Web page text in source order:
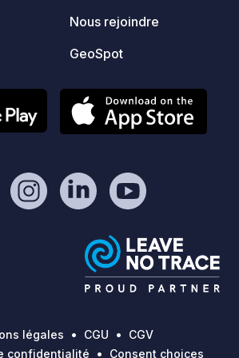
Nous rejoindre
GeoSpot
légales CGU
CGV
confidentialité
Consent choices